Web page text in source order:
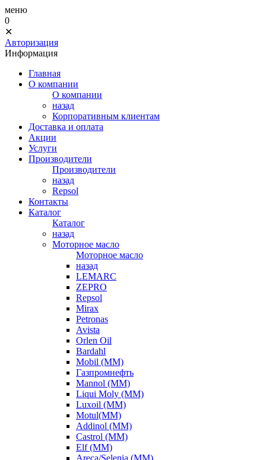
меню
0
✕
Авторизация
Информация
Главная
О компании
О компании
назад
Корпоративным клиентам
Доставка и оплата
Акции
Услуги
Производители
Производители
назад
Repsol
Контакты
Каталог
Каталог
назад
Моторное масло
Моторное масло
назад
LEMARC
ZEPRO
Repsol
Mirax
Petronas
Avista
Orlen Oil
Bardahl
Mobil (ММ)
Газпромнефть
Mannol (ММ)
Liqui Moly (ММ)
Luxoil (ММ)
Motul(ММ)
Addinol (ММ)
Castrol (ММ)
Elf (ММ)
Areca/Selenia (ММ)